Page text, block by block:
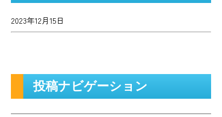
2023年12月15日
投稿ナビゲーション